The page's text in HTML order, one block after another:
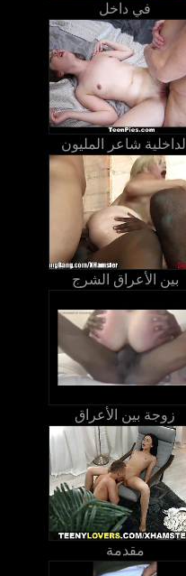
في داخل
الداخلية شاعر المليون
بين الأعراق الشرج
زوجة بين الأعراق
مقدمة